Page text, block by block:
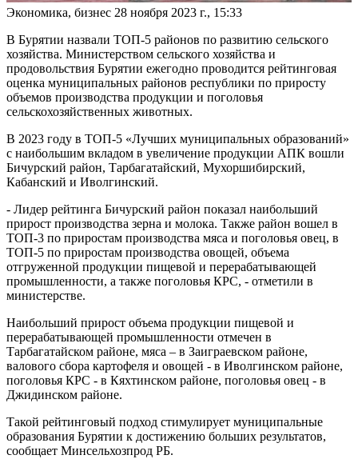
Экономика, бизнес 28 ноября 2023 г., 15:33
В Бурятии назвали ТОП-5 районов по развитию сельского
хозяйства. Министерством сельского хозяйства и
продовольствия Бурятии ежегодно проводится рейтинговая
оценка муниципальных районов республики по приросту
объемов производства продукции и поголовья
сельскохозяйственных животных.
В 2023 году в ТОП-5 «Лучших муниципальных образований»
с наибольшим вкладом в увеличение продукции АПК вошли
Бичурский район, Тарбагатайский, Мухоршибирский,
Кабанский и Иволгинский.
- Лидер рейтинга Бичурский район показал наибольший
прирост производства зерна и молока. Также район вошел в
ТОП-3 по приростам производства мяса и поголовья овец, в
ТОП-5 по приростам производства овощей, объема
отгруженной продукции пищевой и перерабатывающей
промышленности, а также поголовья КРС, - отметили в
министерстве.
Наибольший прирост объема продукции пищевой и
перерабатывающей промышленности отмечен в
Тарбагатайском районе, мяса – в Заиграевском районе,
валового сбора картофеля и овощей - в Иволгинском районе,
поголовья КРС - в Кяхтинском районе, поголовья овец - в
Джидинском районе.
Такой рейтинговый подход стимулирует муниципальные
образования Бурятии к достижению больших результатов,
сообщает Минсельхозпрод РБ.